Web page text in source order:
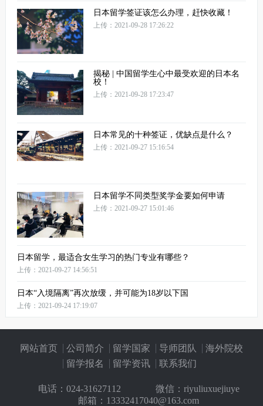
日本留学签证该怎么办理，赶快收藏！
上传：2021-09-28 17:26:22
揭秘 | 中国留学生心中最受欢迎的日本名
校！
上传：2021-09-28 17:23:47
日本常见的十种签证，优缺点是什么？
上传：2021-09-27 15:16:54
日本留学不同类型奖学金要如何申请
上传：2021-09-27 15:01:46
日本留学，最适合女生学习的热门专业有哪些？
上传：2021-09-27 14:56:51
日本“入境隔离”再次放缓，并可能为18岁以下国
上传：2021-09-24 17:19:07
网站首页 公司简介 留学国家 导师团队
海外院校
留学报名
留学资讯 联系我们
电话： 024-31627112
微信：riyuliuxuejiuye
邮箱：13332417040@163.com